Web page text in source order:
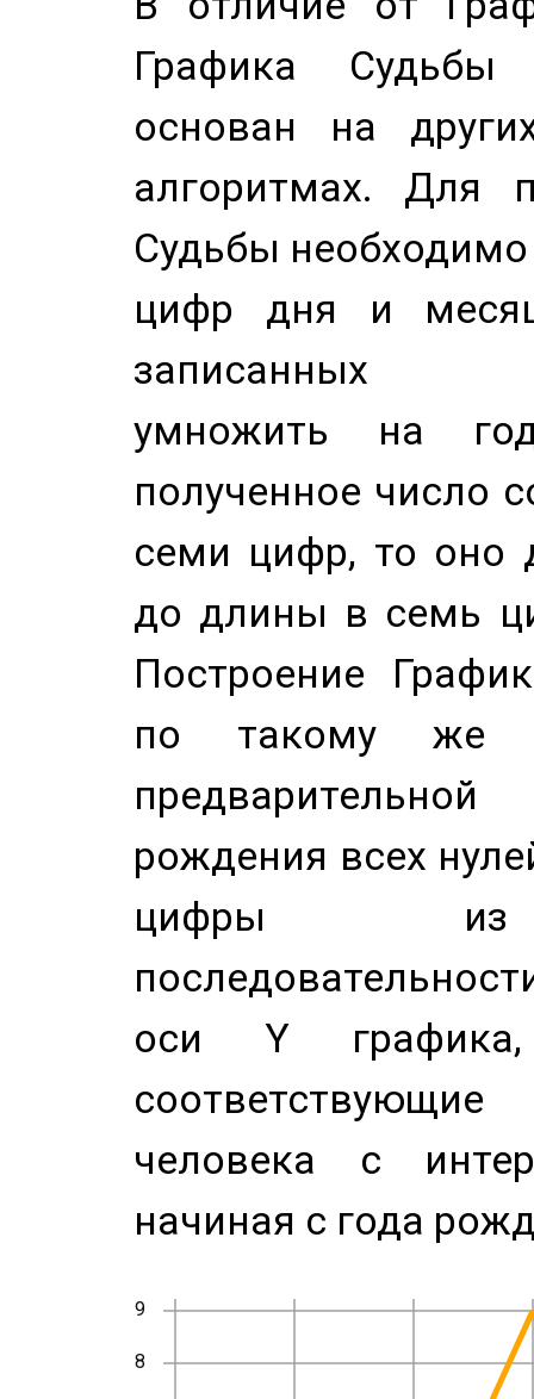
Графика
основан на
алгоритмах. Для
Судьбы
цифр дня и
записанных
умножить на
полученное число
семи цифр, то оно
до длины в семь
Построение
по такому же
рождения всех
цифры из
оси Y
человека с
начиная с года